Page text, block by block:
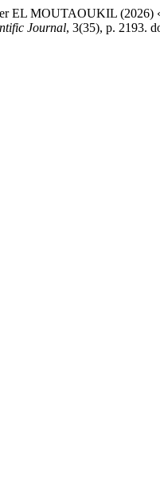
EL MOUTAOUKIL (2026) «
Journal, 3(35), p. 2193.